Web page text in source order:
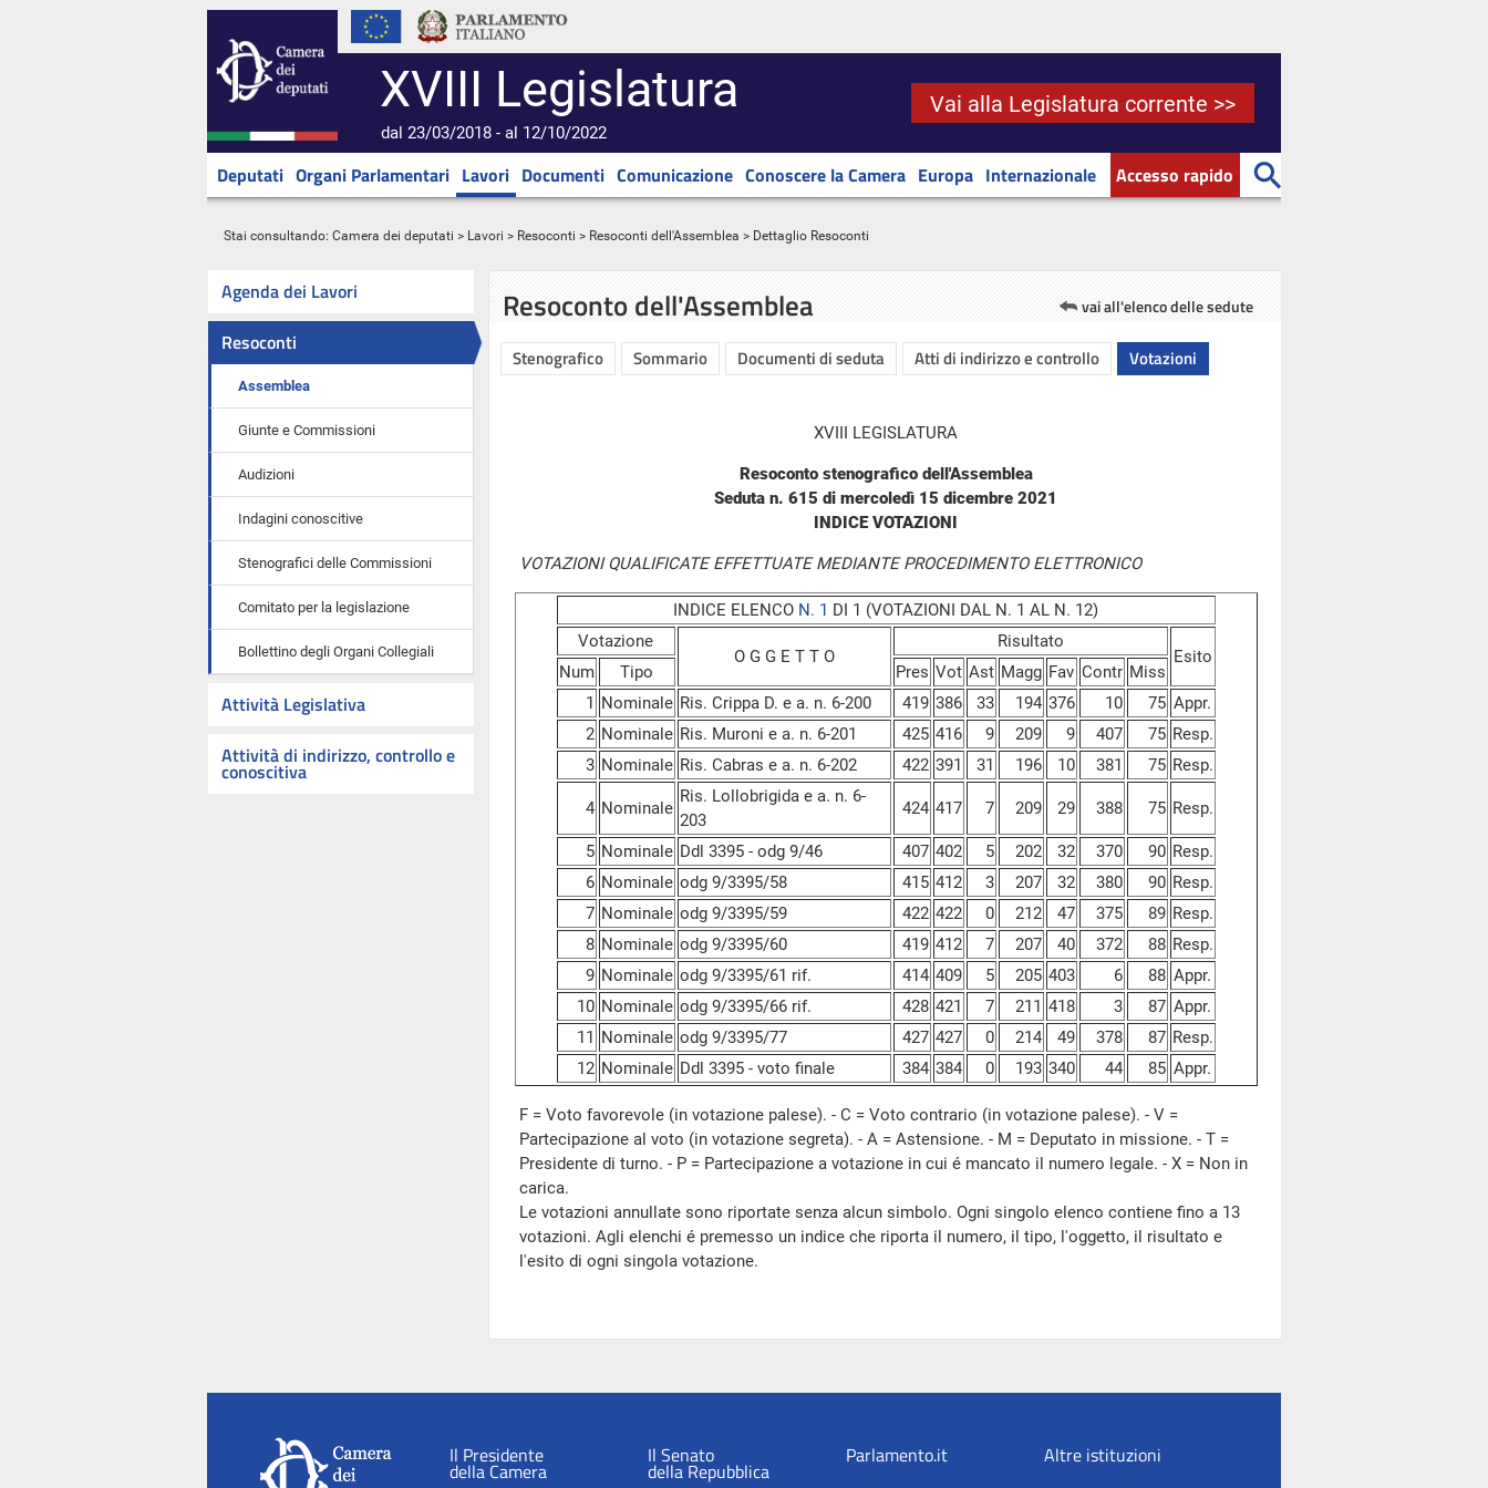
XVIII Legislatura
dal 23/03/2018 - al 12/10/2022
Vai alla Legislatura corrente >>
Deputati Organi Parlamentari Lavori Documenti Comunicazione Conoscere la Camera Europa Internazionale Accesso rapido
Stai consultando: Camera dei deputati > Lavori > Resoconti > Resoconti dell'Assemblea > Dettaglio Resoconti
Agenda dei Lavori
Resoconti
Assemblea
Giunte e Commissioni
Audizioni
Indagini conoscitive
Stenografici delle Commissioni
Comitato per la legislazione
Bollettino degli Organi Collegiali
Attività Legislativa
Attività di indirizzo, controllo e
conoscitiva
Resoconto dell'Assemblea vai all'elenco delle sedute
Stenografico Sommario Documenti di seduta Atti di indirizzo e controllo Votazioni
XVIII LEGISLATURA
Resoconto stenografico dell'Assemblea
Seduta n. 615 di mercoledì 15 dicembre 2021
INDICE VOTAZIONI
VOTAZIONI QUALIFICATE EFFETTUATE MEDIANTE PROCEDIMENTO ELETTRONICO
INDICE ELENCO N. 1 DI 1 (VOTAZIONI DAL N. 1 AL N. 12)
Votazione
O G G E T T O
Risultato
Esito
Num Tipo Pres Vot Ast Magg Fav Contr Miss
1 Nominale Ris. Crippa D. e a. n. 6-200 419 386 33 194 376 10 75 Appr.
2 Nominale Ris. Muroni e a. n. 6-201 425 416 9 209 9 407 75 Resp.
3 Nominale Ris. Cabras e a. n. 6-202 422 391 31 196 10 381 75 Resp.
4 Nominale
Ris. Lollobrigida e a. n. 6-
203
424 417 7 209 29 388 75 Resp.
5 Nominale Ddl 3395 - odg 9/46 407 402 5 202 32 370 90 Resp.
6 Nominale odg 9/3395/58 415 412 3 207 32 380 90 Resp.
7 Nominale odg 9/3395/59 422 422 0 212 47 375 89 Resp.
8 Nominale odg 9/3395/60 419 412 7 207 40 372 88 Resp.
9 Nominale odg 9/3395/61 rif. 414 409 5 205 403 6 88 Appr.
10 Nominale odg 9/3395/66 rif. 428 421 7 211 418 3 87 Appr.
11 Nominale odg 9/3395/77 427 427 0 214 49 378 87 Resp.
12 Nominale Ddl 3395 - voto finale 384 384 0 193 340 44 85 Appr.
F = Voto favorevole (in votazione palese). - C = Voto contrario (in votazione palese). - V =
Partecipazione al voto (in votazione segreta). - A = Astensione. - M = Deputato in missione. - T =
Presidente di turno. - P = Partecipazione a votazione in cui é mancato il numero legale. - X = Non in
carica.
Le votazioni annullate sono riportate senza alcun simbolo. Ogni singolo elenco contiene fino a 13
votazioni. Agli elenchi é premesso un indice che riporta il numero, il tipo, l'oggetto, il risultato e
l'esito di ogni singola votazione.
Il Presidente
della Camera
Il Senato
della Repubblica
Parlamento.it Altre istituzioni